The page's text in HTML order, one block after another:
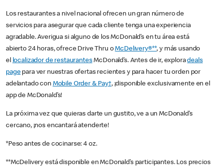
Los restaurantes a nivel nacional ofrecen un gran número de
servicios para asegurar que cada cliente tenga una experiencia
agradable. Averigua si alguno de los McDonald’s en tu área está
abierto 24 horas, ofrece Drive Thru oMcDelivery®**, y más usando
el localizador de restaurantesMcDonald’s. Antes de ir, exploradeals
pagepara ver nuestras ofertas recientes y para hacer tu orden por
adelantado con Mobile Order & Pay†, ¡disponible exclusivamente en el
app de McDonald’s!
La próxima vez que quieras darte un gustito, ve a un McDonald’s
cercano, ¡nos encantará atenderte!
*Peso antes de cocinarse: 4 oz.
**McDelivery está disponible en McDonald’s participantes. Los precios